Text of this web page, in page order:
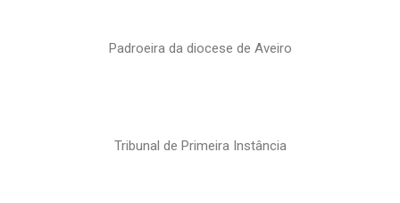
Padroeira da diocese de Aveiro
Tribunal de Primeira Instância